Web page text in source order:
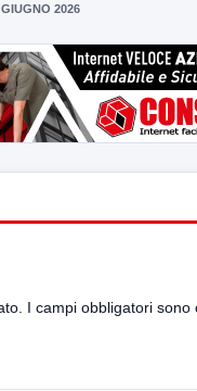
2026
I campi obbligatori sono